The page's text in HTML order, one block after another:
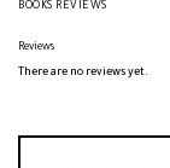
BOOKS REVIEWS
Reviews
There are no reviews yet.